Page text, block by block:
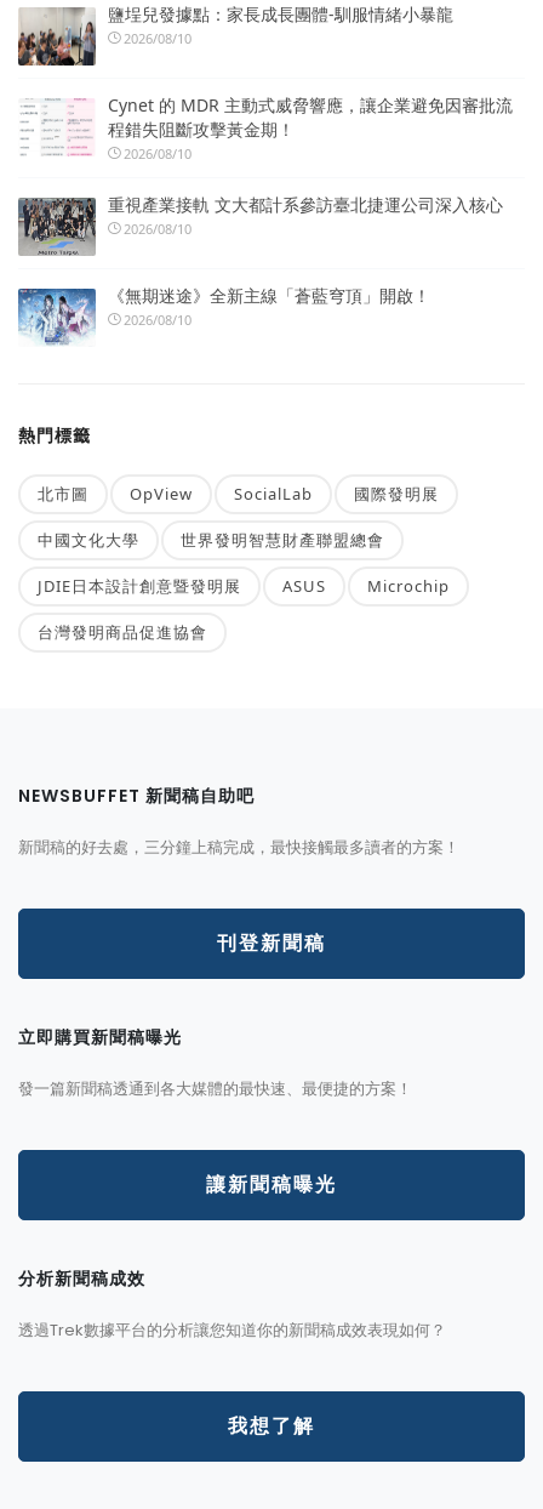
鹽埕兒發據點：家長成長團體-馴服情緒小暴龍
2026/08/10
Cynet 的 MDR 主動式威脅響應，讓企業避免因審批流
程錯失阻斷攻擊黃金期！
2026/08/10
重視產業接軌 文大都計系參訪臺北捷運公司深入核心
2026/08/10
《無期迷途》全新主線「蒼藍穹頂」開啟！
2026/08/10
熱門標籤
北市圖 OpView SocialLab 國際發明展
中國文化大學 世界發明智慧財產聯盟總會
JDIE日本設計創意暨發明展 ASUS Microchip
台灣發明商品促進協會
NEWSBUFFET 新聞稿自助吧
新聞稿的好去處，三分鐘上稿完成，最快接觸最多讀者的方案！
刊登新聞稿
立即購買新聞稿曝光
發一篇新聞稿透通到各大媒體的最快速、最便捷的方案！
讓新聞稿曝光
分析新聞稿成效
透過Trek數據平台的分析讓您知道你的新聞稿成效表現如何？
我想了解